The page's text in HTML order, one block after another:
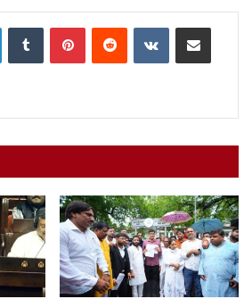
LinkedInTumblr PinterestReddit VKontakteShare via Email